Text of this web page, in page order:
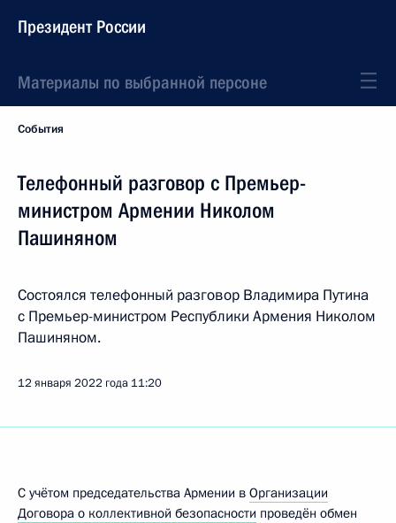
Президент России
Материалы по выбранной персоне
События
Телефонный разговор с Премьер-
министром Армении Николом
Пашиняном
Состоялся телефонный разговор Владимира Путина
с Премьер-министром Республики Армения Николом
Пашиняном.
12 января 2022 года 11:20
С учётом председательства Армении в Организации
Договора о коллективной безопасности проведён обмен